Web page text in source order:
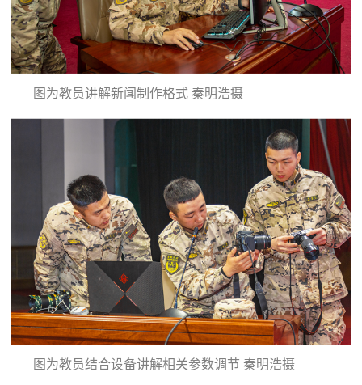
图为教员讲解新闻制作格式 秦明浩摄
图为教员结合设备讲解相关参数调节 秦明浩摄